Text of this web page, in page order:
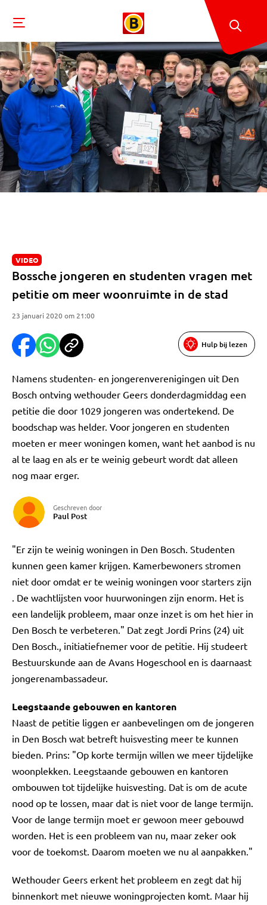
VIDEO
Bossche jongeren en studenten vragen met
petitie om meer woonruimte in de stad
23 januari 2020 om 21:00
Hulp bij lezen
Namens studenten- en jongerenverenigingen uit Den
Bosch ontving wethouder Geers donderdagmiddag een
petitie die door 1029 jongeren was ondertekend. De
boodschap was helder. Voor jongeren en studenten
moeten er meer woningen komen, want het aanbod is nu
al te laag en als er te weinig gebeurt wordt dat alleen
nog maar erger.
Geschreven door
Paul Post
"Er zijn te weinig woningen in Den Bosch. Studenten
kunnen geen kamer krijgen. Kamerbewoners stromen
niet door omdat er te weinig woningen voor starters zijn
. De wachtlijsten voor huurwoningen zijn enorm. Het is
een landelijk probleem, maar onze inzet is om het hier in
Den Bosch te verbeteren." Dat zegt Jordi Prins (24) uit
Den Bosch., initiatiefnemer voor de petitie. Hij studeert
Bestuurskunde aan de Avans Hogeschool en is daarnaast
jongerenambassadeur.
Leegstaande gebouwen en kantoren
Naast de petitie liggen er aanbevelingen om de jongeren
in Den Bosch wat betreft huisvesting meer te kunnen
bieden. Prins: "Op korte termijn willen we meer tijdelijke
woonplekken. Leegstaande gebouwen en kantoren
ombouwen tot tijdelijke huisvesting. Dat is om de acute
nood op te lossen, maar dat is niet voor de lange termijn.
Voor de lange termijn moet er gewoon meer gebouwd
worden. Het is een probleem van nu, maar zeker ook
voor de toekomst. Daarom moeten we nu al aanpakken."
Wethouder Geers erkent het probleem en zegt dat hij
binnenkort met nieuwe woningprojecten komt. Maar hij